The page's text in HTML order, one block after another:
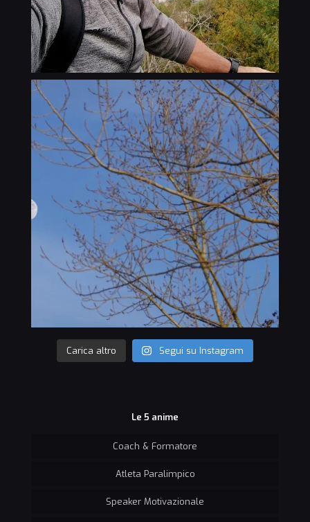
Carica altro Segui su Instagram
Le 5 anime
Coach & Formatore
Atleta Paralimpico
Speaker Motivazionale